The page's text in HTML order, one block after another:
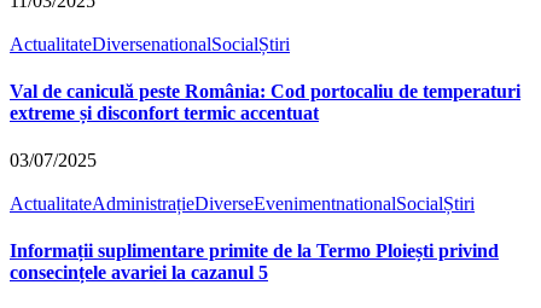
ActualitateDiversenationalSocialȘtiri
Val de caniculă peste România: Cod portocaliu de temperaturi
extreme și disconfort termic accentuat
03/07/2025
ActualitateAdministrațieDiverseEvenimentnationalSocialȘtiri
Informații suplimentare primite de la Termo Ploiești privind
consecințele avariei la cazanul 5